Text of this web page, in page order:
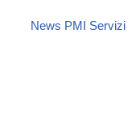
News PMI Servizi